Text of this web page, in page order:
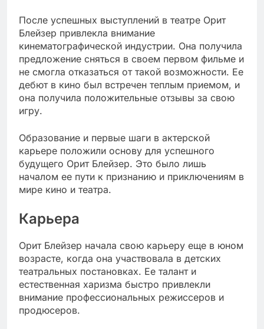
После успешных выступлений в театре Орит
Блейзер привлекла внимание
кинематографической индустрии. Она получила
предложение сняться в своем первом фильме и
не смогла отказаться от такой возможности. Ее
дебют в кино был встречен теплым приемом, и
она получила положительные отзывы за свою
игру.
Образование и первые шаги в актерской
карьере положили основу для успешного
будущего Орит Блейзер. Это было лишь
началом ее пути к признанию и приключениям в
мире кино и театра.
Карьера
Орит Блейзер начала свою карьеру еще в юном
возрасте, когда она участвовала в детских
театральных постановках. Ее талант и
естественная харизма быстро привлекли
внимание профессиональных режиссеров и
продюсеров.